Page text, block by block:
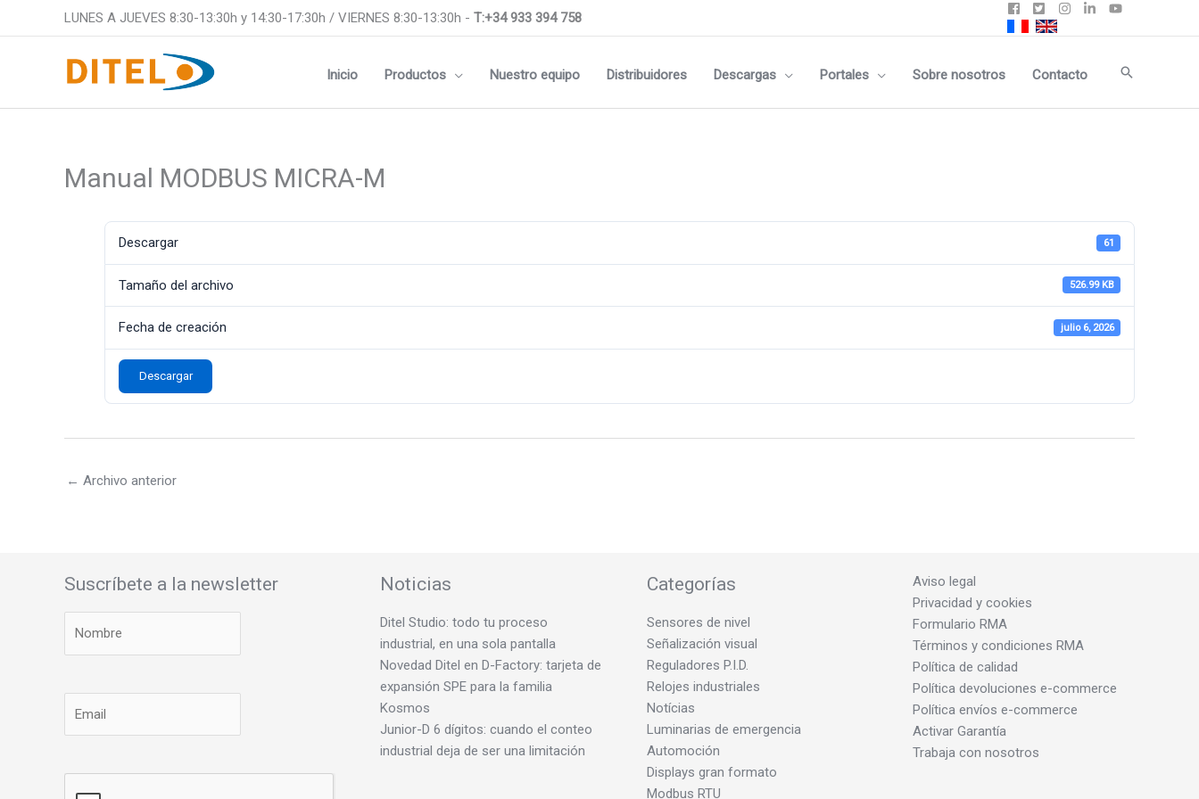
LUNES A JUEVES 8:30-13:30h y 14:30-17:30h / VIERNES 8:30-13:30h - T:+34 933 394 758
Inicio Productos Nuestro equipo Distribuidores Descargas Portales Sobre nosotros Contacto Buscar
Manual MODBUS MICRA-M
Descargar 61
Tamaño del archivo 526.99 KB
Fecha de creación julio 6, 2026
Descargar
← Archivo anterior
Suscríbete a la newsletter Noticias
Ditel Studio: todo tu proceso
industrial, en una sola pantalla
Novedad Ditel en D-Factory: tarjeta de
expansión SPE para la familia
Kosmos
Junior-D 6 dígitos: cuando el conteo
industrial deja de ser una limitación
Categorías
Sensores de nivel
Señalización visual
Reguladores P.I.D.
Relojes industriales
Notícias
Luminarias de emergencia
Automoción
Displays gran formato
Modbus RTU
Aviso legal
Privacidad y cookies
Formulario RMA
Términos y condiciones RMA
Política de calidad
Política devoluciones e-commerce
Política envíos e-commerce
Activar Garantía
Trabaja con nosotros